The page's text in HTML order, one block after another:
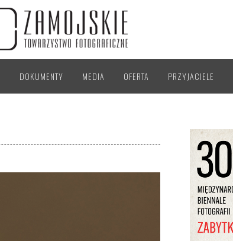
DOKUMENTY MEDIA OFERTA PRZYJACIELE